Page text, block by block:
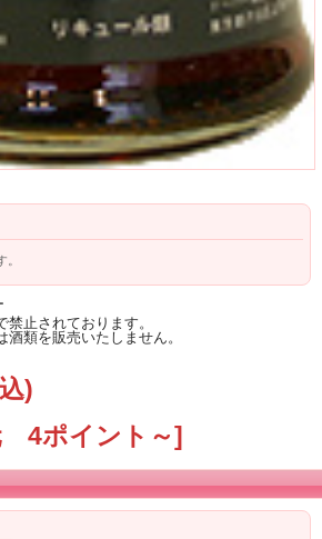
止されております。
類を販売いたしません。
)
4ポイント～]